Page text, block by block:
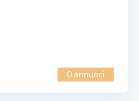
0 annunci